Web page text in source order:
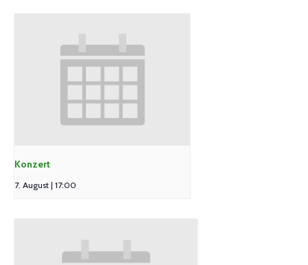
Konzert
7. August | 17:00